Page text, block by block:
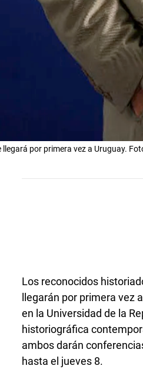
llegará por primera vez a Uruguay.
Los reconocidos
llegarán por primera
en la Universidad de la
historiográfica
ambos darán
hasta el jueves 8.